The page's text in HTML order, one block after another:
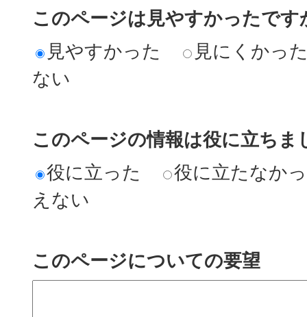
このページは見やすかったです
見やすかった
見にくかっ
ない
このページの情報は役に立ちま
役に立った
役に立たなか
えない
このページについての要望